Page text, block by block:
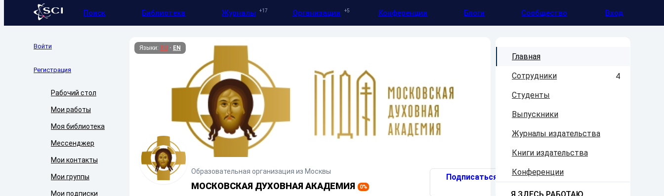
Поиск Библиотека Журналы 17 Организации 5 Конференции Блоги Сообщество Вход
Войти
Регистрация
Рабочий стол
Мои работы
Моя библиотека
Мессенджер
Мои контакты
Мои группы
Мои подписки
Языки: RU · EN
Образовательная организация из Москвы
МОСКОВСКАЯ ДУХОВНАЯ АКАДЕМИЯ 0%
Подписаться
Главная
Сотрудники 4
Студенты
Выпускники
Журналы издательства
Книги издательства
Конференции